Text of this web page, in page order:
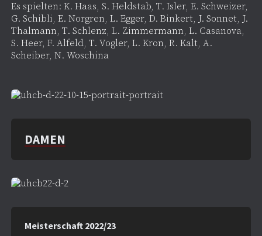
Es spielten: K. Haas, S. Heldstab, T. Isler, E. Schweizer,
G. Schibli, E. Norgren, L. Egger, D. Binkert, J. Sonnet, J.
Thalmann, T. Schlenz, L. Zimmermann, L. Casanova,
S. Heer, F. Alfeld, T. Vogler, L. Kron, R. Kalt, A.
Scheiber, N. Woschina
DAMEN
Meisterschaft 2022/23